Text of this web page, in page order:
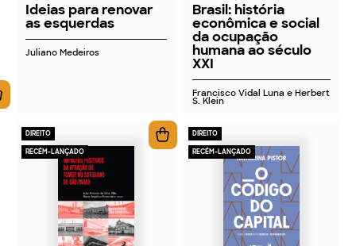
Ideias para renovar
as esquerdas
Juliano Medeiros
Brasil: história
econômica e social
da ocupação
humana ao século
XXI
Francisco Vidal Luna e Herbert
S. Klein
DIREITO
RECÉM-LANÇADO
2026
DIREITO
RECÉM-LANÇADO
2026